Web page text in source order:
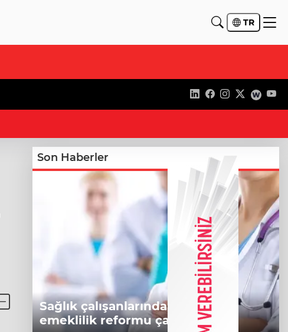
TR
Son Haberler
Sağlık çalışanlarından ücret ve
emeklilik reformu çağrısı